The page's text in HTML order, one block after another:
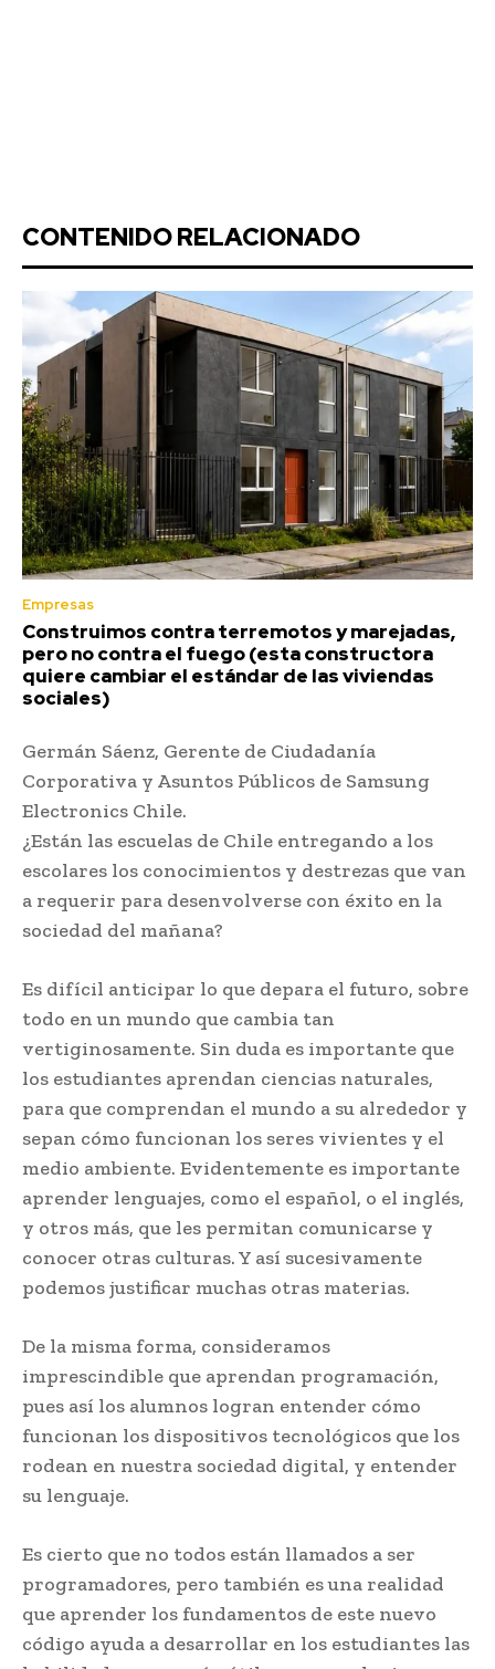
CONTENIDO RELACIONADO
Empresas
Construimos contra terremotos y marejadas,
pero no contra el fuego (esta constructora
quiere cambiar el estándar de las viviendas
sociales)
Germán Sáenz, Gerente de Ciudadanía
Corporativa y Asuntos Públicos de Samsung
Electronics Chile.
¿Están las escuelas de Chile entregando a los
escolares los conocimientos y destrezas que van
a requerir para desenvolverse con éxito en la
sociedad del mañana?
Es difícil anticipar lo que depara el futuro, sobre
todo en un mundo que cambia tan
vertiginosamente. Sin duda es importante que
los estudiantes aprendan ciencias naturales,
para que comprendan el mundo a su alrededor y
sepan cómo funcionan los seres vivientes y el
medio ambiente. Evidentemente es importante
aprender lenguajes, como el español, o el inglés,
y otros más, que les permitan comunicarse y
conocer otras culturas. Y así sucesivamente
podemos justificar muchas otras materias.
De la misma forma, consideramos
imprescindible que aprendan programación,
pues así los alumnos logran entender cómo
funcionan los dispositivos tecnológicos que los
rodean en nuestra sociedad digital, y entender
su lenguaje.
Es cierto que no todos están llamados a ser
programadores, pero también es una realidad
que aprender los fundamentos de este nuevo
código ayuda a desarrollar en los estudiantes las